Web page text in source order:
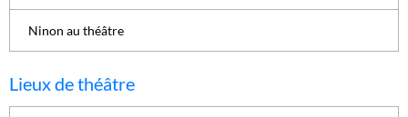
Ninon au théâtre
Lieux de théâtre